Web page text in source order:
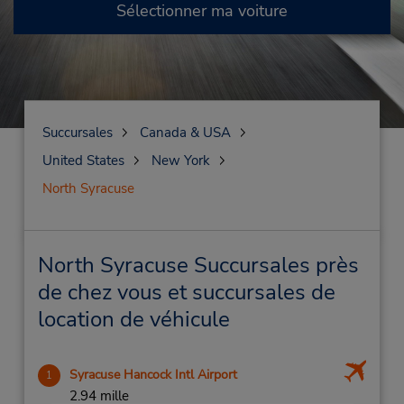
Sélectionner ma voiture
Succursales
Canada & USA
United States
New York
North Syracuse
North Syracuse Succursales près
de chez vous et succursales de
location de véhicule
1 Syracuse Hancock Intl Airport
2.94 mille